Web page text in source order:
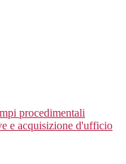
procedimentali
e acquisizione d'ufficio